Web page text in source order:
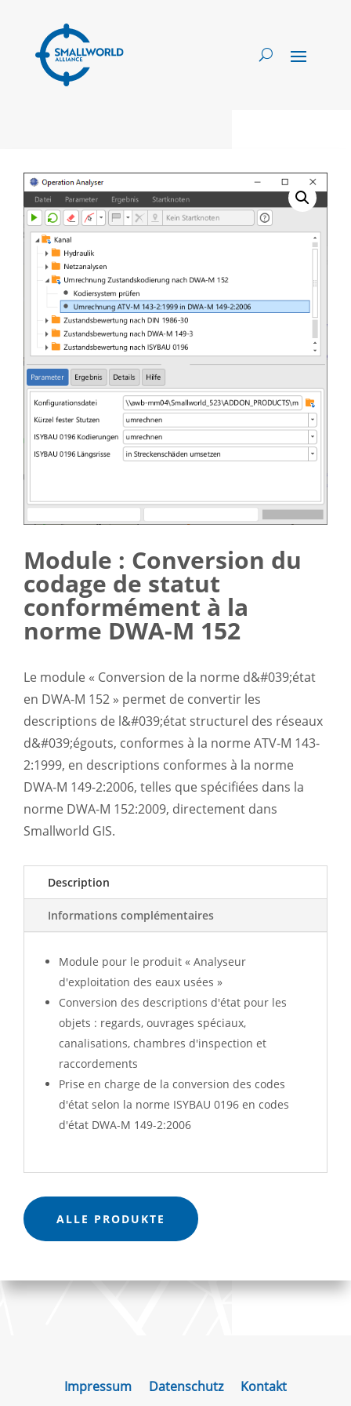
Module : Conversion du
codage de statut
conformément à la
norme DWA-M 152
Le module « Conversion de la norme d&#039;état
en DWA-M 152 » permet de convertir les
descriptions de l&#039;état structurel des réseaux
d&#039;égouts, conformes à la norme ATV-M 143-
2:1999, en descriptions conformes à la norme
DWA-M 149-2:2006, telles que spécifiées dans la
norme DWA-M 152:2009, directement dans
Smallworld GIS.
Description
Informations complémentaires
Module pour le produit « Analyseur
d'exploitation des eaux usées »
Conversion des descriptions d'état pour les
objets : regards, ouvrages spéciaux,
canalisations, chambres d'inspection et
raccordements
Prise en charge de la conversion des codes
d'état selon la norme ISYBAU 0196 en codes
d'état DWA-M 149-2:2006
ALLE PRODUKTE
Impressum Datenschutz Kontakt